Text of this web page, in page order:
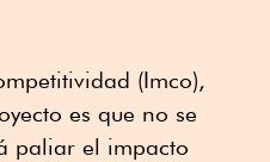
(Imco),
es que no se
paliar el impacto